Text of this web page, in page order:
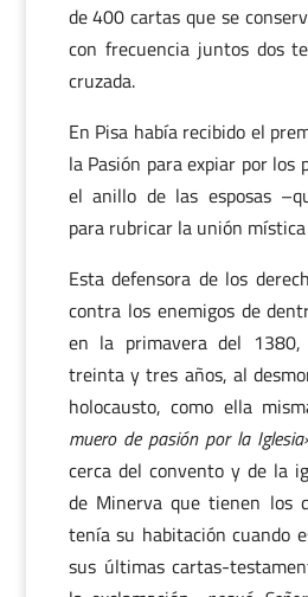
de 400 cartas que se
con frecuencia juntos dos
cruzada.
En Pisa había recibido el
la Pasión para expiar por los
el anillo de las esposas
para rubricar la unión mística
Esta defensora de los
contra los enemigos de
en la primavera del
treinta y tres años, al
holocausto, como ella
muero de pasión por la
cerca del convento y de la
de Minerva que tienen los
tenía su habitación cuando
sus últimas cartas-